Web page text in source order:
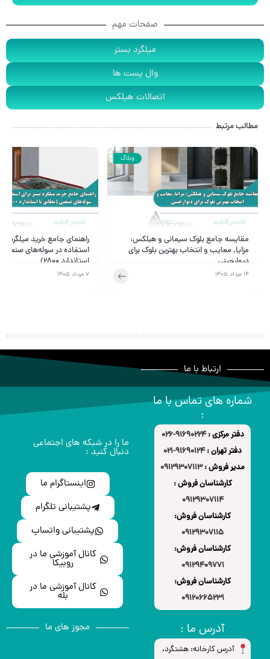
صفحات مهم
میلگرد بستر
وال پست ها
اتصالات هیلکس
مطالب مرتبط
وبلاگ
مقایسه جامع بلوک سیمانی و هبلکس:
مزایا، معایب و انتخاب بهترین بلوک برای
دیوارچینی
14 مرداد 1405
راهنمای جامع خرید میلگرد
استفاده در سوله‌های صنعتی
استاندارد ۲۸۰۰)
7 مرداد 1405
ارتباط با ما
شماره های تماس با ما
:
دفتر مرکزی :91690224-026
دفتر تهران :91690124-021
مدیر فروش :09129307113
کارشناسان فروش :
09129307114
کارشناسان فروش:
09129307115
کارشناسان فروش:
09129409771
کارشناسان فروش:
09120665231
آدرس ما :
آدرس کارخانه: هشتگرد،
ما را در شبکه های اجتماعی
دنبال کنید :
اینستاگرام ما
پشتیبانی تلگرام
پشتیبانی واتساپ
کانال آموزشی ما در
روبیکا
کانال آموزشی ما در
بله
مجوز های ما